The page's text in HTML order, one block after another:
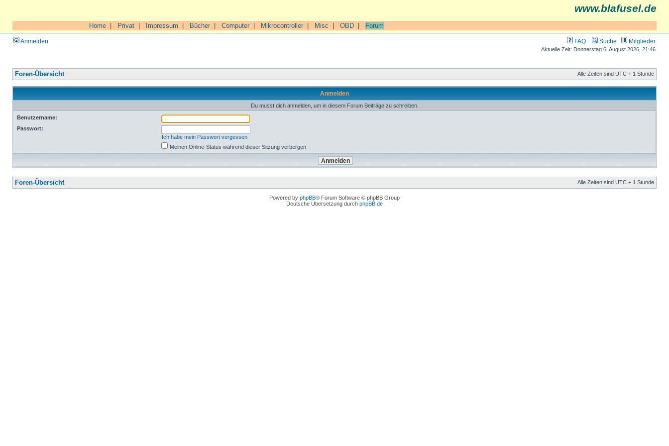
www.blafusel.de
Home Privat Impressum Bücher| Computer| Mikrocontroller| Misc OBD Forum
Anmelden FAQ Suche Mitglieder
Aktuelle Zeit: Donnerstag 6. August 2026, 21:46
Foren-Übersicht Alle Zeiten sind UTC + 1 Stunde
Anmelden
Du musst dich anmelden, um in diesem Forum Beiträge zu schreiben.
Benutzername:
Passwort:
Ich habe mein Passwort vergessen
Meinen Online-Status während dieser Sitzung verbergen
Foren-Übersicht Alle Zeiten sind UTC + 1 Stunde
Powered by phpBB® Forum Software © phpBB Group
Deutsche Übersetzung durch phpBB.de